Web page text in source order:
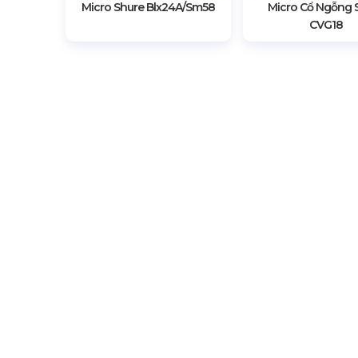
Micro Shure Blx24A/sm58
Micro Cổ Ngỗng
CVG18